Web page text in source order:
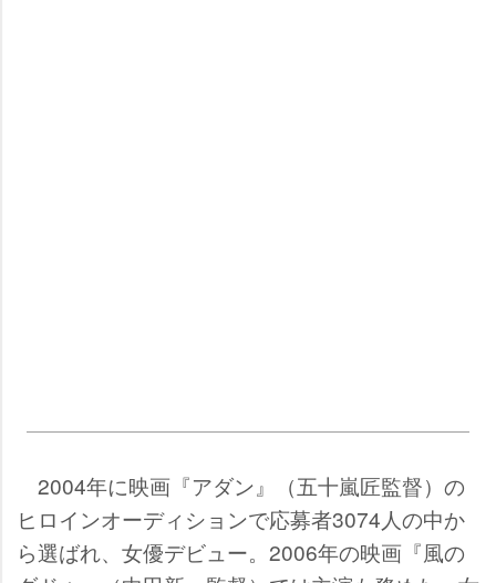
2004年に映画『アダン』（五十嵐匠監督）の
ヒロインオーディションで応募者3074人の中か
ら選ばれ、女優デビュー。2006年の映画『風の